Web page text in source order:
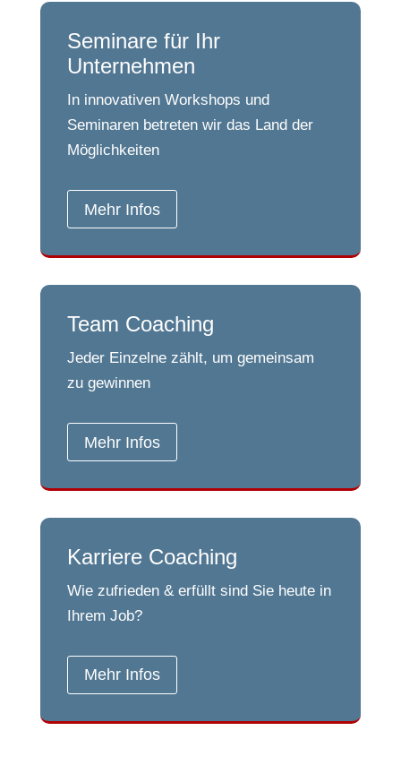
Seminare für Ihr
Unternehmen
In innovativen Workshops und
Seminaren betreten wir das Land der
Möglichkeiten
Mehr Infos
Team Coaching
Jeder Einzelne zählt, um gemeinsam
zu gewinnen
Mehr Infos
Karriere Coaching
Wie zufrieden & erfüllt sind Sie heute in
Ihrem Job?
Mehr Infos